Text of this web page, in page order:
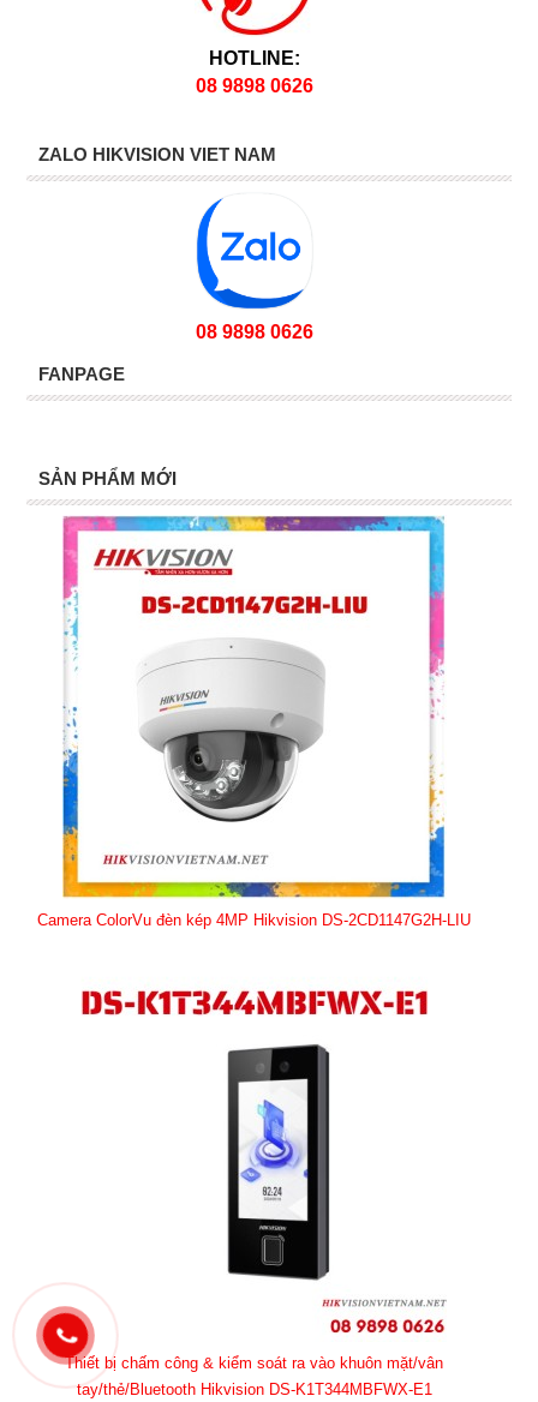
HOTLINE:
08 9898 0626
ZALO HIKVISION VIET NAM
08 9898 0626
FANPAGE
SẢN PHẨM MỚI
Camera ColorVu đèn kép 4MP Hikvision DS-2CD1147G2H-LIU
Thiết bị chấm công & kiểm soát ra vào khuôn mặt/vân
tay/thẻ/Bluetooth Hikvision DS-K1T344MBFWX-E1